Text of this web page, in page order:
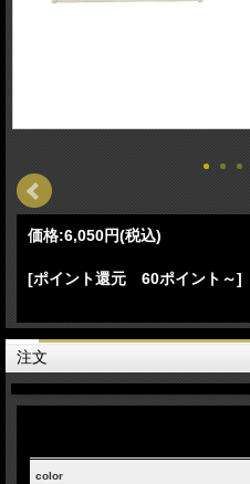
価格:6,050円(税込)
[ポイント還元 60ポイント～]
注文
color